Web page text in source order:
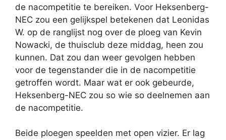
de nacompetitie te bereiken. Voor Heksenberg-
NEC zou een gelijkspel betekenen dat Leonidas
W. op de ranglijst nog over de ploeg van Kevin
Nowacki, de thuisclub deze middag, heen zou
kunnen. Dat zou dan weer gevolgen hebben
voor de tegenstander die in de nacompetitie
getroffen wordt. Maar wat er ook gebeurde,
Heksenberg-NEC zou so wie so deelnemen aan
de nacompetitie.
Beide ploegen speelden met open vizier. Er lag